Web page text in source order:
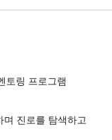
토링 프로그램
진로를 탐색하고